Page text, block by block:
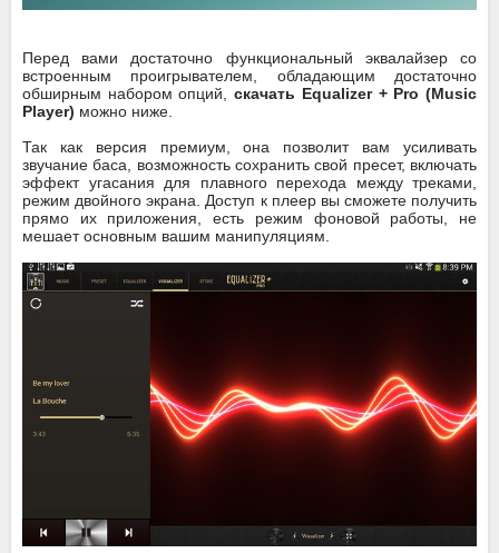
Перед вами достаточно функциональный эквалайзер со
встроенным проигрывателем, обладающим достаточно
обширным набором опций,скачать Equalizer + Pro (Music
Player) можно ниже.
Так как версия премиум, она позволит вам усиливать
звучание баса, возможность сохранить свой пресет, включать
эффект угасания для плавного перехода между треками,
режим двойного экрана. Доступ к плеер вы сможете получить
прямо их приложения, есть режим фоновой работы, не
мешает основным вашим манипуляциям.